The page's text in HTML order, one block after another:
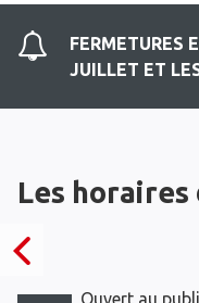
FERMETURES
JUILLET ET
Les horaires
Ouvert au